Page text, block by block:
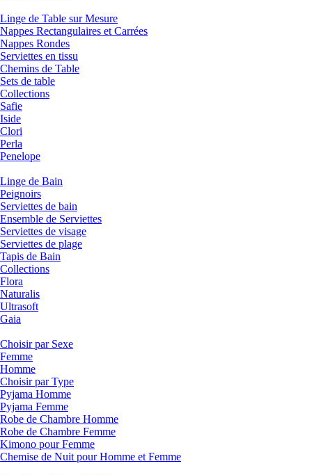
Linge de Table sur Mesure
Nappes Rectangulaires et Carrées
Nappes Rondes
Serviettes en tissu
Chemins de Table
Sets de table
Collections
Safie
Iside
Clori
Perla
Penelope
Linge de Bain
Peignoirs
Serviettes de bain
Ensemble de Serviettes
Serviettes de visage
Serviettes de plage
Tapis de Bain
Collections
Flora
Naturalis
Ultrasoft
Gaia
Choisir par Sexe
Femme
Homme
Choisir par Type
Pyjama Homme
Pyjama Femme
Robe de Chambre Homme
Robe de Chambre Femme
Kimono pour Femme
Chemise de Nuit pour Homme et Femme